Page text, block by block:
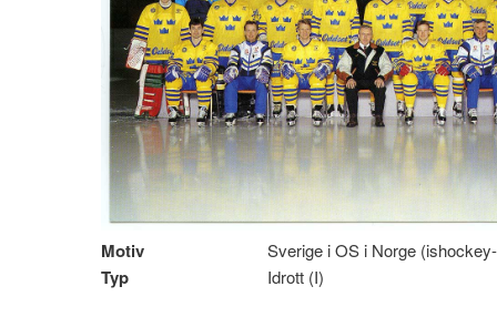
Motiv Sverige i OS i Norge
Typ Idrott (I)